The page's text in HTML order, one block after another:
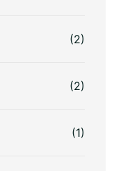
(2)
(2)
(1)